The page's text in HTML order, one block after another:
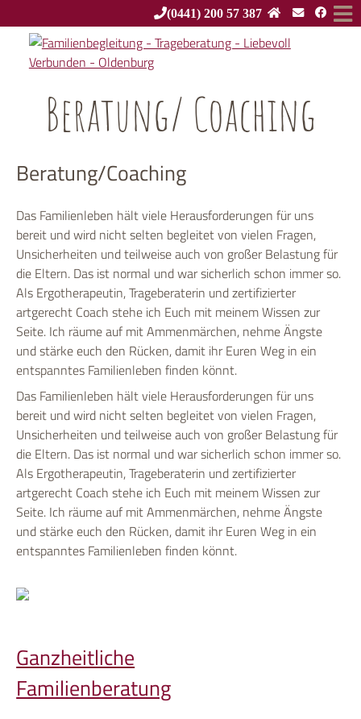
(0441) 200 57 387
Beratung/ Coaching
Beratung/Coaching
Das Familienleben hält viele Herausforderungen für uns
bereit und wird nicht selten begleitet von vielen Fragen,
Unsicherheiten und teilweise auch von großer Belastung für
die Eltern. Das ist normal und war sicherlich schon immer so.
Als Ergotherapeutin, Trageberaterin und zertifizierter
artgerecht Coach stehe ich Euch mit meinem Wissen zur
Seite. Ich räume auf mit Ammenmärchen, nehme Ängste
und stärke euch den Rücken, damit ihr Euren Weg in ein
entspanntes Familienleben finden könnt.
Das Familienleben hält viele Herausforderungen für uns
bereit und wird nicht selten begleitet von vielen Fragen,
Unsicherheiten und teilweise auch von großer Belastung für
die Eltern. Das ist normal und war sicherlich schon immer so.
Als Ergotherapeutin, Trageberaterin und zertifizierter
artgerecht Coach stehe ich Euch mit meinem Wissen zur
Seite. Ich räume auf mit Ammenmärchen, nehme Ängste
und stärke euch den Rücken, damit ihr Euren Weg in ein
entspanntes Familienleben finden könnt.
Ganzheitliche
Familienberatung